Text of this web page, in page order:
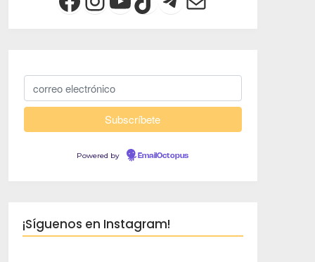
Powered by EmailOctopus
¡Síguenos en Instagram!